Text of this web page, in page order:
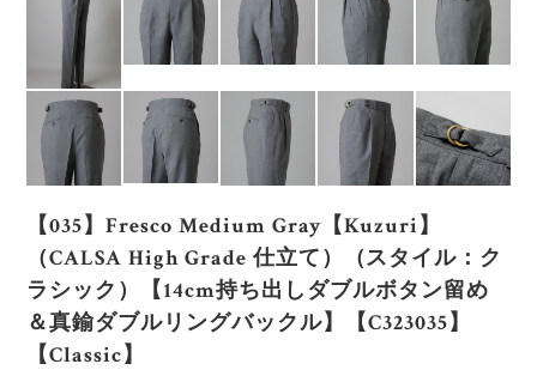
【035】Fresco Medium Gray【Kuzuri】
（CALSA High Grade 仕立て）（スタイル：ク
ラシック）【14cm持ち出しダブルボタン留め
＆真鍮ダブルリングバックル】【C323035】
【Classic】